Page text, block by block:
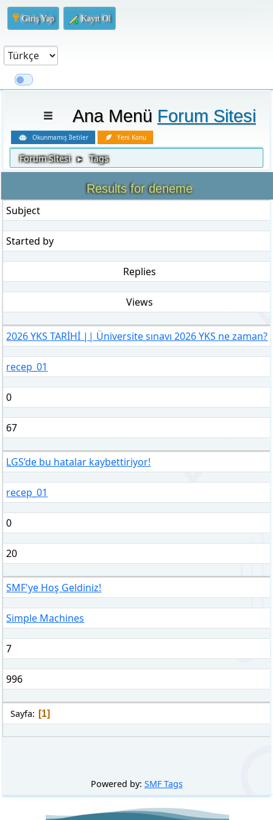
Giriş Yap Kayıt Ol
Ana Menü Forum Sitesi
Okunmamış İletiler Yeni Konu
Forum Sitesi ► Tags
Results for deneme
Subject
Started by
Replies
Views
2026 YKS TARİHİ || Üniversite sınavı 2026 YKS ne zaman?
recep_01
0
67
LGS’de bu hatalar kaybettiriyor!
recep_01
0
20
SMF'ye Hoş Geldiniz!
Simple Machines
7
996
Sayfa 1
Powered by: SMF Tags